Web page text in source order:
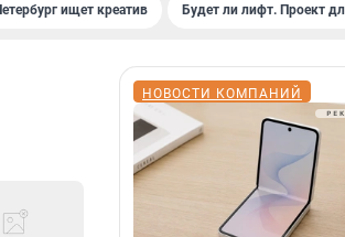
ищет креатив Будет ли лифт. Проект
НОВОСТИ КОМПАНИЙ